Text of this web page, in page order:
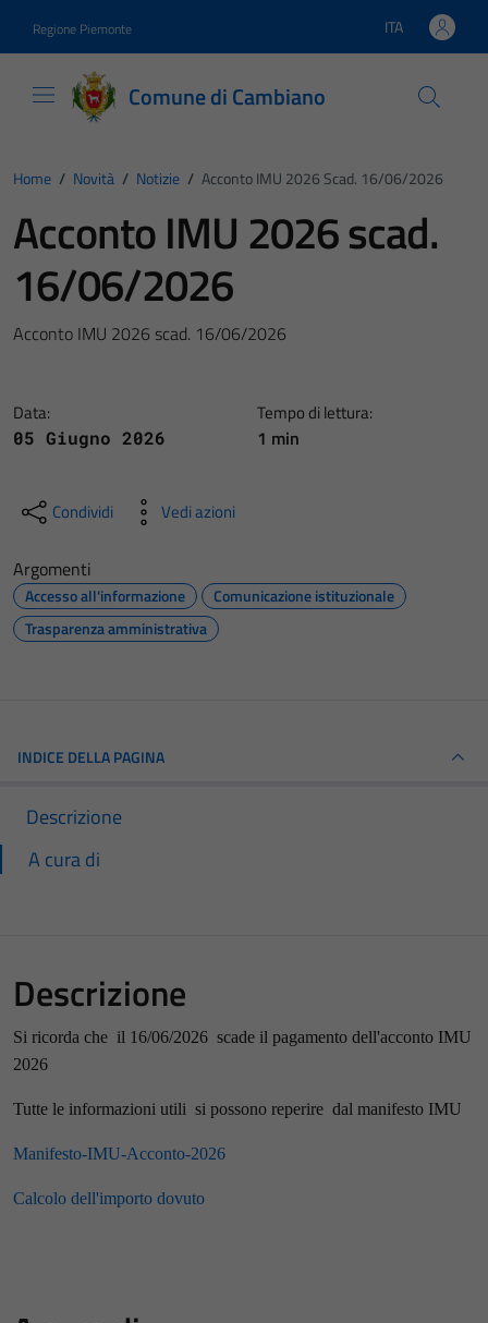
Regione Piemonte Lingua attiva:
ITA
Comune di Cambiano
Home / Novità / Notizie / Acconto IMU 2026 Scad. 16/06/2026
Acconto IMU 2026 scad.
16/06/2026
Acconto IMU 2026 scad. 16/06/2026
Data:
05 Giugno 2026
Tempo di lettura:
1 min
Condividi Vedi azioni
Argomenti
Accesso all'informazione
Comunicazione istituzionale
Trasparenza amministrativa
INDICE DELLA PAGINA
Descrizione
A cura di
Descrizione
Si ricorda che il 16/06/2026 scade il pagamento dell'acconto IMU
2026
Tutte le informazioni utili si possono reperire dal manifesto IMU
Manifesto-IMU-Acconto-2026
Calcolo dell'importo dovuto